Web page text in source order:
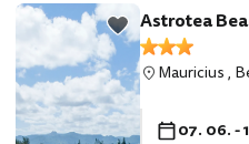
Astrotea
Mauricius,
07. 06. -